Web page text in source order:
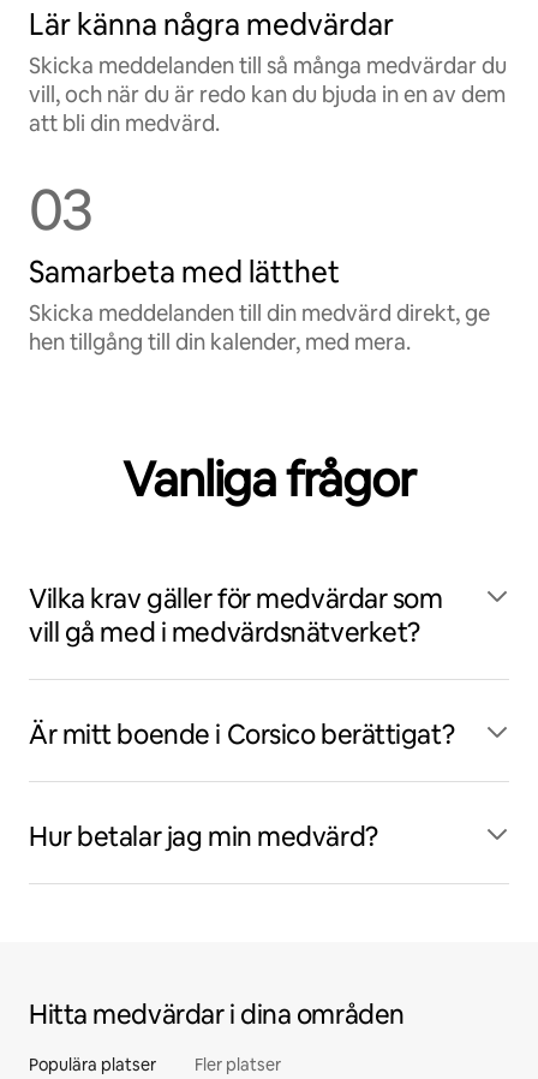
Lär känna några medvärdar
Skicka meddelanden till så många medvärdar du
vill, och när du är redo kan du bjuda in en av dem
att bli din medvärd.
03
Samarbeta med lätthet
Skicka meddelanden till din medvärd direkt, ge
hen tillgång till din kalender, med mera.
Vanliga frågor
Vilka krav gäller för medvärdar som
vill gå med i medvärdsnätverket?
Är mitt boende i Corsico berättigat?
Hur betalar jag min medvärd?
Hitta medvärdar i dina områden
Populära platser Fler platser